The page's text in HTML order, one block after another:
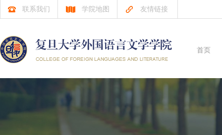
联系我们 学院地图 友情链接
首页